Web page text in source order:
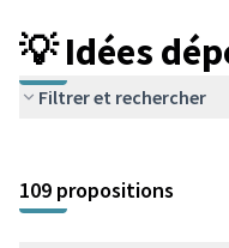
💡 Idées
Filtrer et rechercher
+
−
109 propositions